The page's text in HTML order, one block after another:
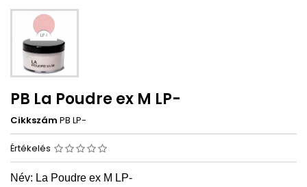
PB La Poudre ex M LP-
Cikkszám PB LP-
Értékelés
Név: La Poudre ex M LP-